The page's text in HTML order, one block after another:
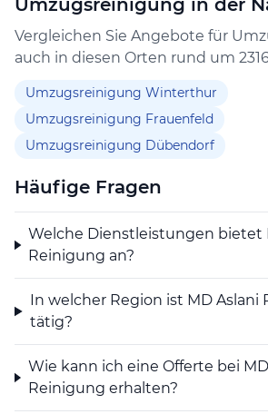
Umzugsreinigung in der
Vergleichen Sie Angebote für
auch in diesen Orten rund um
Umzugsreinigung Winterthur
Umzugsreinigung Frauenfeld
Umzugsreinigung Dübendorf
Häufige Fragen
Welche Dienstleistungen bietet
Reinigung an?
In welcher Region ist MD Aslani
tätig?
Wie kann ich eine Offerte bei
Reinigung erhalten?